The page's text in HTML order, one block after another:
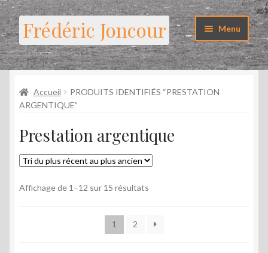
Aller
à
la
navigation
Aller
au
contenu
Frédéric Joncour Menu
Galerie photo
Ouvrir
le
Photographies encadrées
Labo
Librairie
Accueil
PRODUITS IDENTIFIÉS “PRESTATION
ARGENTIQUE”
Prestation argentique
Affichage de 1–12 sur 15 résultats
récent
1 2